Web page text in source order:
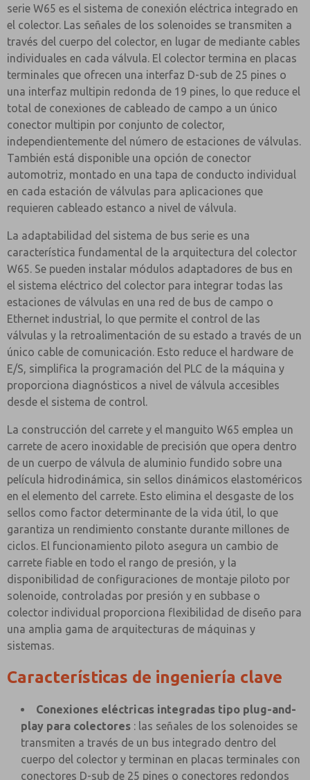
serie W65 es el sistema de conexión eléctrica integrado en
el colector. Las señales de los solenoides se transmiten a
través del cuerpo del colector, en lugar de mediante cables
individuales en cada válvula. El colector termina en placas
terminales que ofrecen una interfaz D-sub de 25 pines o
una interfaz multipin redonda de 19 pines, lo que reduce el
total de conexiones de cableado de campo a un único
conector multipin por conjunto de colector,
independientemente del número de estaciones de válvulas.
También está disponible una opción de conector
automotriz, montado en una tapa de conducto individual
en cada estación de válvulas para aplicaciones que
requieren cableado estanco a nivel de válvula.
La adaptabilidad del sistema de bus serie es una
característica fundamental de la arquitectura del colector
W65. Se pueden instalar módulos adaptadores de bus en
el sistema eléctrico del colector para integrar todas las
estaciones de válvulas en una red de bus de campo o
Ethernet industrial, lo que permite el control de las
válvulas y la retroalimentación de su estado a través de un
único cable de comunicación. Esto reduce el hardware de
E/S, simplifica la programación del PLC de la máquina y
proporciona diagnósticos a nivel de válvula accesibles
desde el sistema de control.
La construcción del carrete y el manguito W65 emplea un
carrete de acero inoxidable de precisión que opera dentro
de un cuerpo de válvula de aluminio fundido sobre una
película hidrodinámica, sin sellos dinámicos elastoméricos
en el elemento del carrete. Esto elimina el desgaste de los
sellos como factor determinante de la vida útil, lo que
garantiza un rendimiento constante durante millones de
ciclos. El funcionamiento piloto asegura un cambio de
carrete fiable en todo el rango de presión, y la
disponibilidad de configuraciones de montaje piloto por
solenoide, controladas por presión y en subbase o
colector individual proporciona flexibilidad de diseño para
una amplia gama de arquitecturas de máquinas y
sistemas.
Características de ingeniería clave
Conexiones eléctricas integradas tipo plug-and-
play para colectores : las señales de los solenoides se
transmiten a través de un bus integrado dentro del
cuerpo del colector y terminan en placas terminales con
conectores D-sub de 25 pines o conectores redondos